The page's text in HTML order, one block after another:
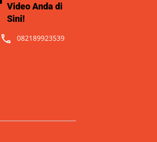
Video Anda di
Sini!
082189923539